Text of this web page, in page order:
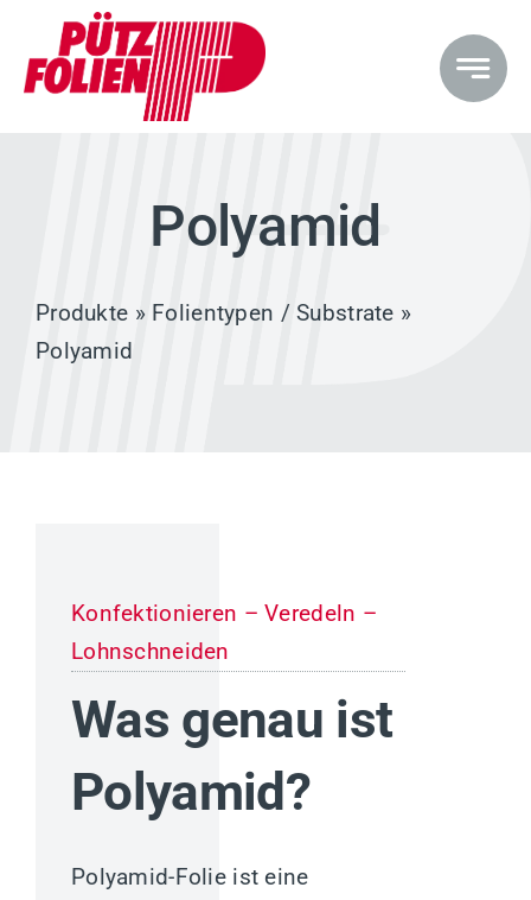
Inhalt
springen
Polyamid
Produkte » Folientypen / Substrate »
Polyamid
Konfektionieren – Veredeln –
Lohnschneiden
Was genau ist
Polyamid?
Polyamid-Folie ist eine